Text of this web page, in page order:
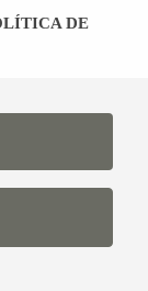
Salines
–
DE